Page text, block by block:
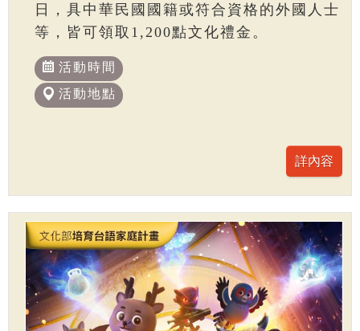
日，具中華民國國籍或符合資格的外國人士
等，皆可領取1,200點文化禮金。
活動時間
活動地點